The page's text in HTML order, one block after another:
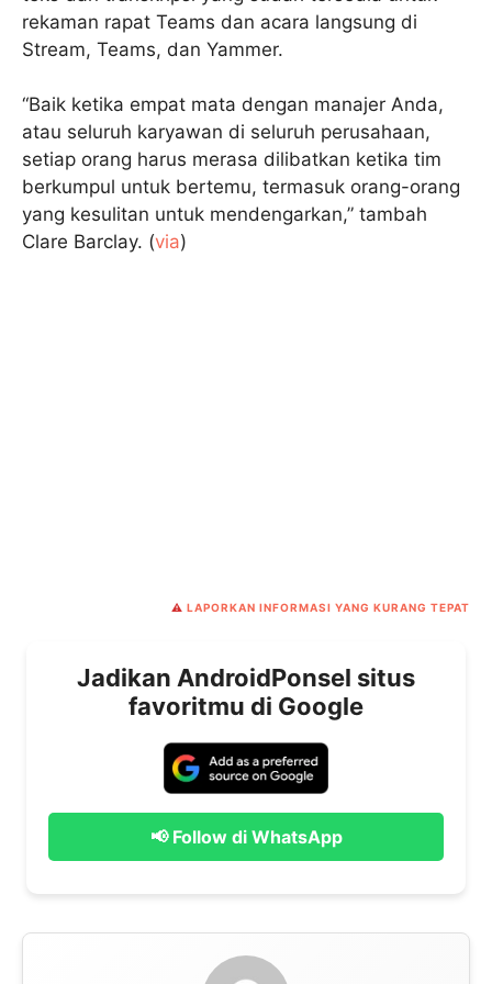
rekaman rapat Teams dan acara langsung di
Stream, Teams, dan Yammer.
“Baik ketika empat mata dengan manajer Anda,
atau seluruh karyawan di seluruh perusahaan,
setiap orang harus merasa dilibatkan ketika tim
berkumpul untuk bertemu, termasuk orang-orang
yang kesulitan untuk mendengarkan,” tambah
Clare Barclay. (via)
⚠️ LAPORKAN INFORMASI YANG KURANG TEPAT
Jadikan AndroidPonsel situs
favoritmu di Google
📢 Follow di WhatsApp